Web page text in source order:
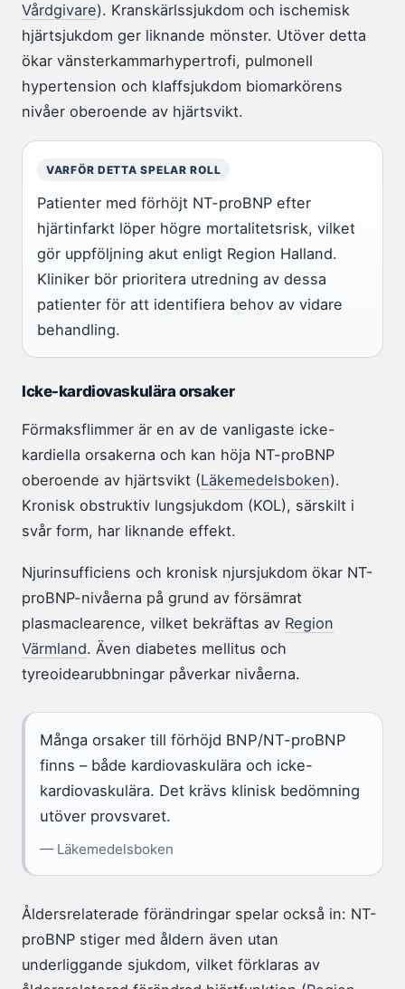
Vårdgivare). Kranskärlssjukdom och ischemisk
hjärtsjukdom ger liknande mönster. Utöver detta
ökar vänsterkammarhypertrofi, pulmonell
hypertension och klaffsjukdom biomarkörens
nivåer oberoende av hjärtsvikt.
VARFÖR DETTA SPELAR ROLL
Patienter med förhöjt NT-proBNP efter
hjärtinfarkt löper högre mortalitetsrisk, vilket
gör uppföljning akut enligt Region Halland.
Kliniker bör prioritera utredning av dessa
patienter för att identifiera behov av vidare
behandling.
Icke-kardiovaskulära orsaker
Förmaksflimmer är en av de vanligaste icke-
kardiella orsakerna och kan höja NT-proBNP
oberoende av hjärtsvikt (Läkemedelsboken).
Kronisk obstruktiv lungsjukdom (KOL), särskilt i
svår form, har liknande effekt.
Njurinsufficiens och kronisk njursjukdom ökar NT-
proBNP-nivåerna på grund av försämrat
plasmaclearence, vilket bekräftas av Region
Värmland. Även diabetes mellitus och
tyreoidearubbningar påverkar nivåerna.
Många orsaker till förhöjd BNP/NT-proBNP
finns – både kardiovaskulära och icke-
kardiovaskulära. Det krävs klinisk bedömning
utöver provsvaret.
— Läkemedelsboken
Åldersrelaterade förändringar spelar också in: NT-
proBNP stiger med åldern även utan
underliggande sjukdom, vilket förklaras av